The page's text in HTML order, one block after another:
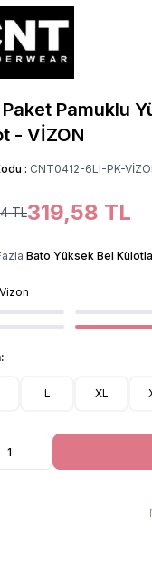
Paket Pamuklu
- VİZON
: CNT0412-6LI-PK-
TL319,58 TL
Bato Yüksek Bel
Vizon
L XL